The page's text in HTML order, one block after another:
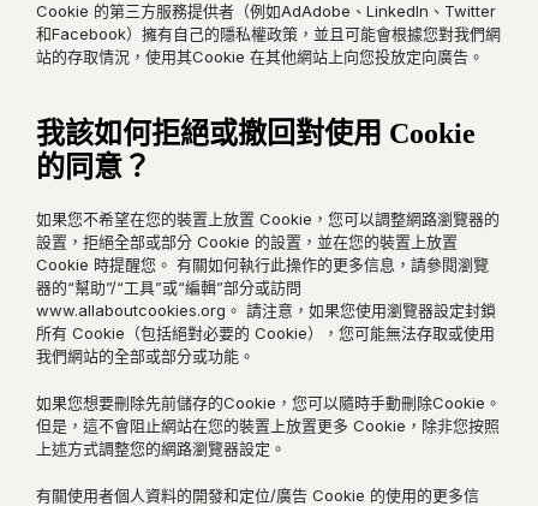
Cookie 的第三方服務提供者（例如AdAdobe、LinkedIn、Twitter
和Facebook）擁有自己的隱私權政策，並且可能會根據您對我們網
站的存取情況，使用其Cookie 在其他網站上向您投放定向廣告。
我該如何拒絕或撤回對使用 Cookie
的同意？
如果您不希望在您的裝置上放置 Cookie，您可以調整網路瀏覽器的
設置，拒絕全部或部分 Cookie 的設置，並在您的裝置上放置
Cookie 時提醒您。 有關如何執行此操作的更多信息，請參閱瀏覽
器的“幫助”/“工具”或“編輯”部分或訪問
www.allaboutcookies.org。 請注意，如果您使用瀏覽器設定封鎖
所有 Cookie（包括絕對必要的 Cookie），您可能無法存取或使用
我們網站的全部或部分或功能。
如果您想要刪除先前儲存的Cookie，您可以隨時手動刪除Cookie。
但是，這不會阻止網站在您的裝置上放置更多 Cookie，除非您按照
上述方式調整您的網路瀏覽器設定。
有關使用者個人資料的開發和定位/廣告 Cookie 的使用的更多信